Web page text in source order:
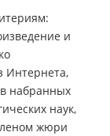
и
Интернета,
набранных
наук,
жюри